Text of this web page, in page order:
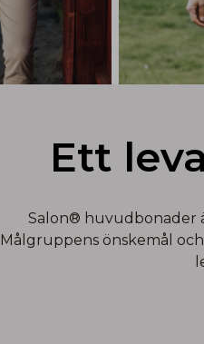
Ett
Salon® huvudbonader
Målgruppens önskemål